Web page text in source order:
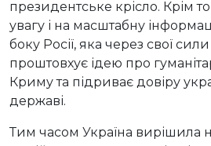
президентське крісло. Крім
увагу і на масштабну
боку Росії, яка через свої
проштовхує ідею про
Криму та підриває довіру
державі.
Тим часом Україна вирішила